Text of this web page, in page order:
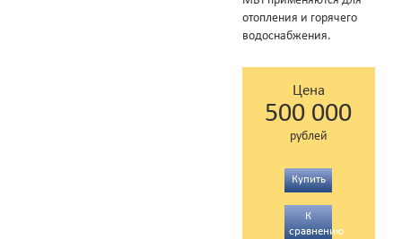
отопления и горячего
водоснабжения.
Цена
500 000
рублей
Купить
К
сравнению